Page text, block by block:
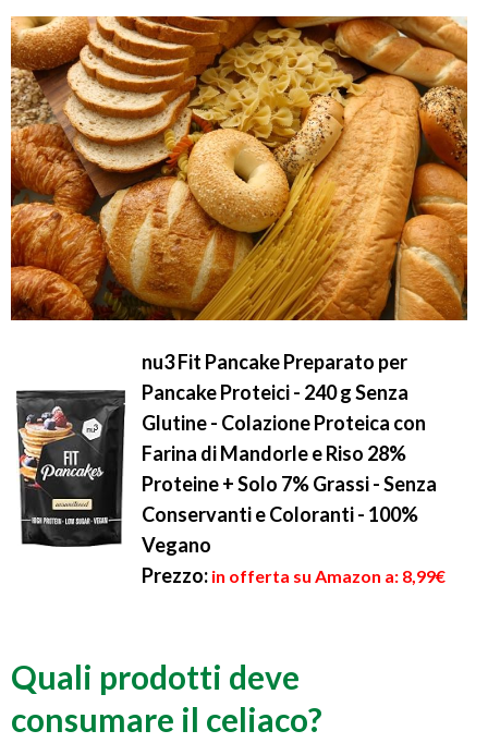
nu3 Fit Pancake Preparato per
Pancake Proteici - 240 g Senza
Glutine - Colazione Proteica con
Farina di Mandorle e Riso 28%
Proteine + Solo 7% Grassi - Senza
Conservanti e Coloranti - 100%
Vegano
Prezzo: in offerta su Amazon a: 8,99€
Quali prodotti deve
consumare il celiaco?